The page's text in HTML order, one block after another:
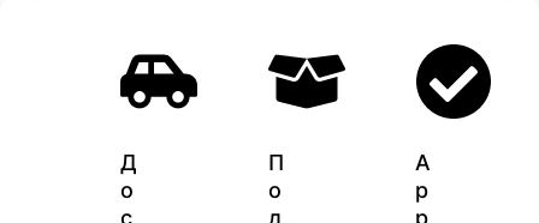
Д
о
с
П
о
д
A
p
p